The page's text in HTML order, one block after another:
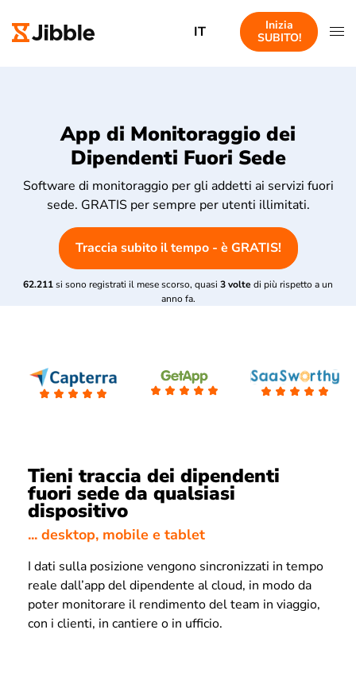
IT
Inizia
SUBITO!
App di Monitoraggio dei
Dipendenti Fuori Sede
Software di monitoraggio per gli addetti ai servizi fuori
sede. GRATIS per sempre per utenti illimitati.
Traccia subito il tempo - è GRATIS!
62.211si sono registrati il mese scorso, quasi 3 volte di più rispetto a un
anno fa.
Tieni traccia dei dipendenti
fuori sede da qualsiasi
dispositivo
... desktop, mobile e tablet
I dati sulla posizione vengono sincronizzati in tempo
reale dall’app del dipendente al cloud, in modo da
poter monitorare il rendimento del team in viaggio,
con i clienti, in cantiere o in ufficio.